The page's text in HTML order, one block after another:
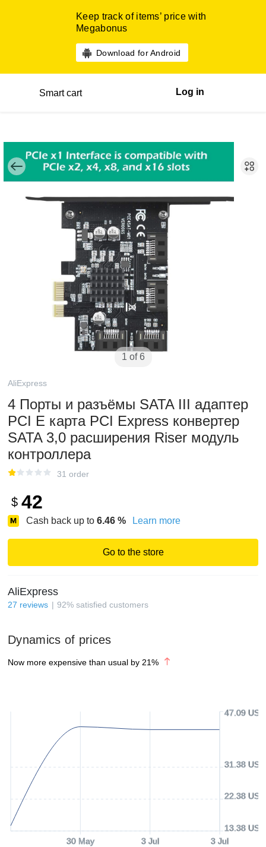
Keep track of items’ price with
Megabonus
Download for Android
Smart cart Log in
1 of 6
AliExpress
4 Порты и разъёмы SATA III адаптер
PCI E карта PCI Express конвертер
SATA 3,0 расширения Riser модуль
контроллера
31 order
$ 42
Cash back up to 6.46 % Learn more
Go to the store
AliExpress
27 reviews 92% satisfied customers
Dynamics of prices
Now more expensive than usual by 21%
30 May 3 Jul 3 Jul
13.38 USD
22.38 USD
31.38 USD
47.09 USD